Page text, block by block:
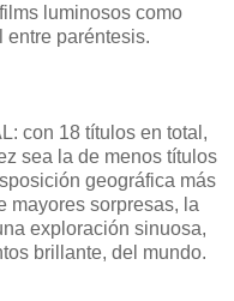
luminosos como
entre paréntesis.
con 18 títulos en total,
sea la de menos títulos
geográfica más
mayores sorpresas, la
exploración sinuosa,
brillante, del mundo.